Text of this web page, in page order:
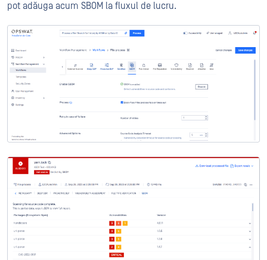
pot adăuga acum SBOM la fluxul de lucru.